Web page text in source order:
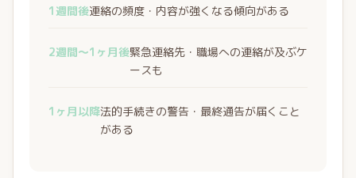
1週間後連絡の頻度・内容が強くなる傾向がある
2週間〜1ヶ月後緊急連絡先・職場への連絡が及ぶケ
ースも
1ヶ月以降法的手続きの警告・最終通告が届くこと
がある